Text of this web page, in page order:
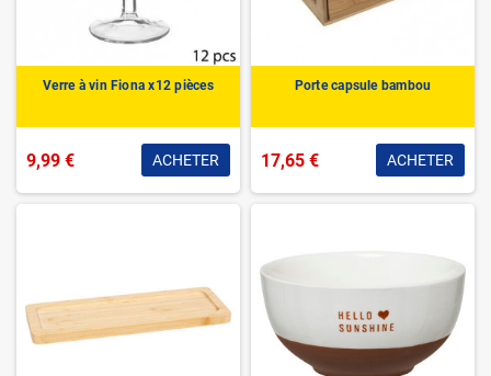
Verre à vin Fiona x12 pièces
9,99 € ACHETER
Porte capsule bambou
17,65 € ACHETER